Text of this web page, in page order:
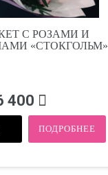
С РОЗАМИ И
«СТОКГОЛЬМ»
400
ПОДРОБНЕЕ